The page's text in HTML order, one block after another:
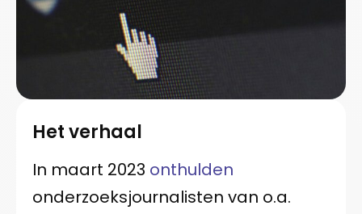
Het verhaal
In maart 2023 onthulden
onderzoeksjournalisten van o.a.